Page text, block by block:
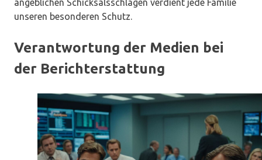
angeblichen Schicksalsschlägen verdient jede Familie
unseren besonderen Schutz.
Verantwortung der Medien bei
der Berichterstattung